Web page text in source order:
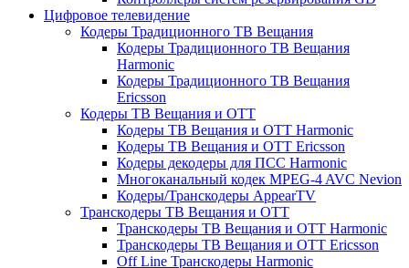
Цифровое телевидение
Кодеры Традиционного ТВ Вещания
Кодеры Традиционного ТВ Вещания
Harmonic
Кодеры Традиционного ТВ Вещания
Ericsson
Кодеры ТВ Вещания и ОТТ
Кодеры ТВ Вещания и ОТТ Harmonic
Кодеры ТВ Вещания и ОТТ Ericsson
Кодеры декодеры для ПСС Harmonic
Многоканальный кодек MPEG-4 AVC Nevion
Кодеры/Транскодеры AppearTV
Транскодеры ТВ Вещания и ОТТ
Транскодеры ТВ Вещания и ОТТ Harmonic
Транскодеры ТВ Вещания и ОТТ Ericsson
Off Line Транскодеры Harmonic